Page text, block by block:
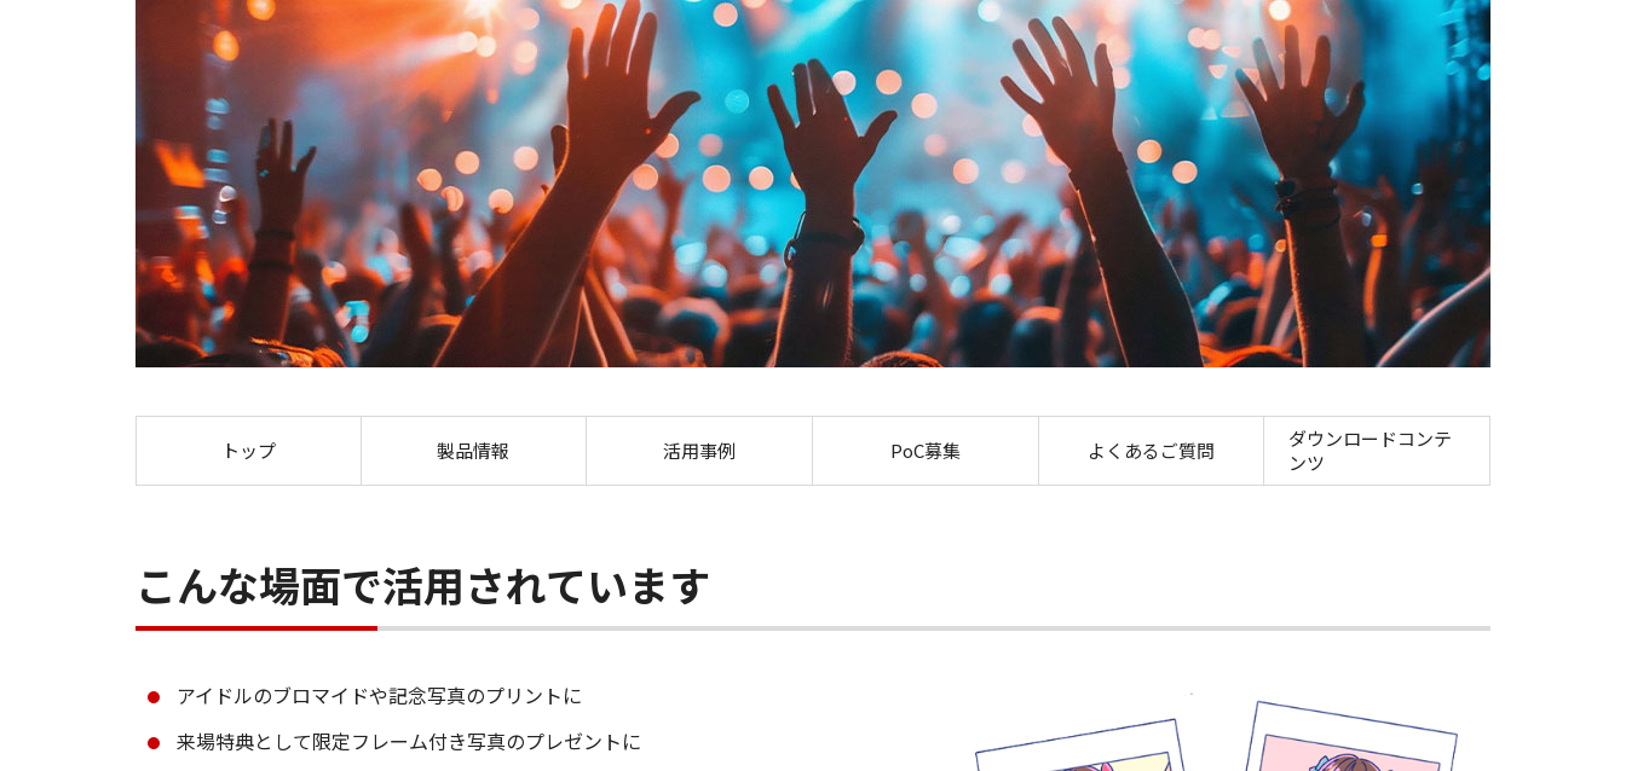
業界別提案「イベント」：ミニフォトプリンター
トップ 製品情報 活用事例 PoC募集 よくあるご質問
ダウンロードコンテ
ンツ
こんな場面で活用されています
アイドルのブロマイドや記念写真のプリントに
来場特典として限定フレーム付き写真のプレゼントに